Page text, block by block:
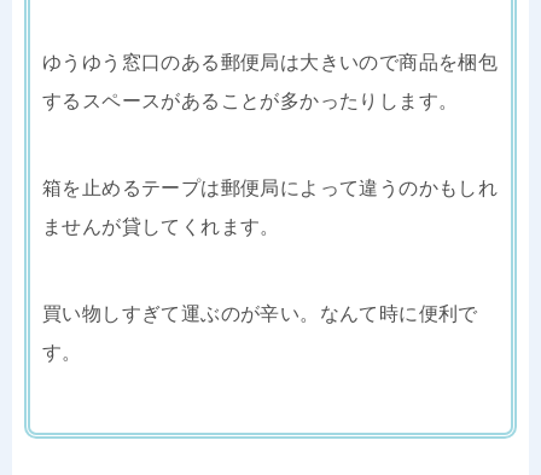
ゆうゆう窓口のある郵便局は大きいので商品を梱包
するスペースがあることが多かったりします。
箱を止めるテープは郵便局によって違うのかもしれ
ませんが貸してくれます。
買い物しすぎて運ぶのが辛い。なんて時に便利で
す。